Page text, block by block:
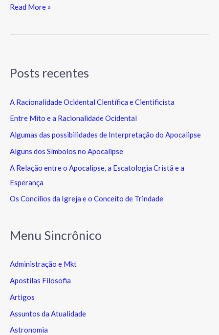
Read More »
Posts recentes
A Racionalidade Ocidental Científica e Cientificista
Entre Mito e a Racionalidade Ocidental
Algumas das possibilidades de Interpretação do Apocalipse
Alguns dos Símbolos no Apocalipse
A Relação entre o Apocalipse, a Escatologia Cristã e a
Esperança
Os Concílios da Igreja e o Conceito de Trindade
Menu Sincrônico
Administração e Mkt
Apostilas Filosofia
Artigos
Assuntos da Atualidade
Astronomia